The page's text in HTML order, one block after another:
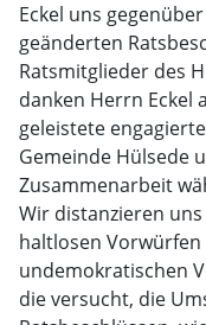
Eckel uns
geänderten
Ratsmitglieder des
danken Herrn Eckel
geleistete
Gemeinde Hülsede
Zusammenarbeit
Wir distanzieren
haltlosen
undemokratischen
die versucht, die